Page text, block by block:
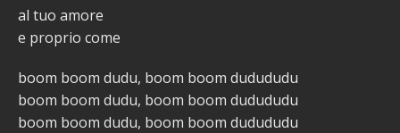
al tuo amore
e proprio come
boom boom dudu, boom boom dudududu
boom boom dudu, boom boom dudududu
boom boom dudu, boom boom dudududu